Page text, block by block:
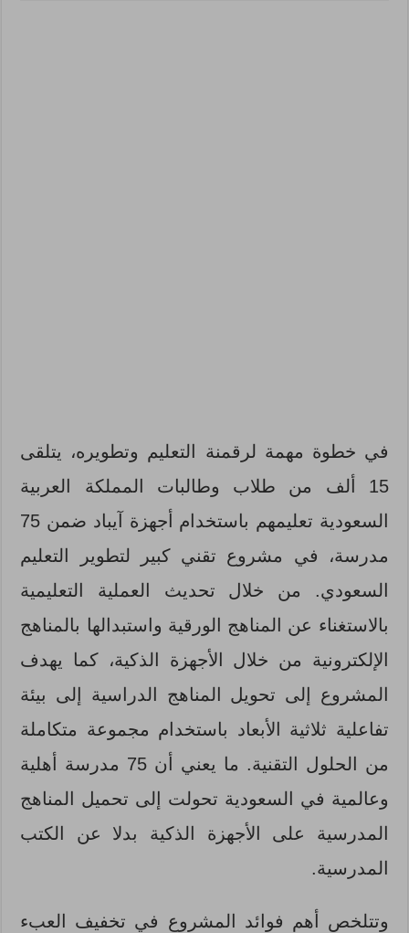
في خطوة مهمة لرقمنة التعليم وتطويره، يتلقى
15 ألف من طلاب وطالبات المملكة العربية
السعودية تعليمهم باستخدام أجهزة آيباد ضمن 75
مدرسة، في مشروع تقني كبير لتطوير التعليم
السعودي. من خلال تحديث العملية التعليمية
بالاستغناء عن المناهج الورقية واستبدالها بالمناهج
الإلكترونية من خلال الأجهزة الذكية، كما يهدف
المشروع إلى تحويل المناهج الدراسية إلى بيئة
تفاعلية ثلاثية الأبعاد باستخدام مجموعة متكاملة
من الحلول التقنية. ما يعني أن 75 مدرسة أهلية
وعالمية في السعودية تحولت إلى تحميل المناهج
المدرسية على الأجهزة الذكية بدلا عن الكتب
المدرسية.
وتتلخص أهم فوائد المشروع في تخفيف العبء